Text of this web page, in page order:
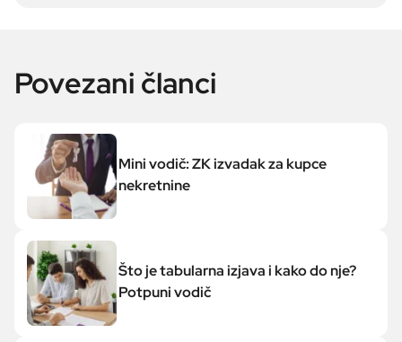
Povezani članci
Mini vodič: ZK izvadak za kupce
nekretnine
Što je tabularna izjava i kako do nje?
Potpuni vodič